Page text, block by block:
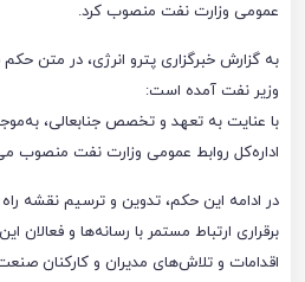
عمومی وزارت نفت منصوب کرد.
به گزارش خبرگزاری پترو انرژی، در متن
وزیر نفت آمده است:
با عنایت به تعهد و تخصص جنابعالی،
اداره‌کل روابط عمومی وزارت نفت منصوب
در ادامه این حکم، تدوین و ترسیم نقشه راه
برقراری ارتباط مستمر با رسانه‌ها و
اقدامات و تلاش‌های مدیران و کارکنان